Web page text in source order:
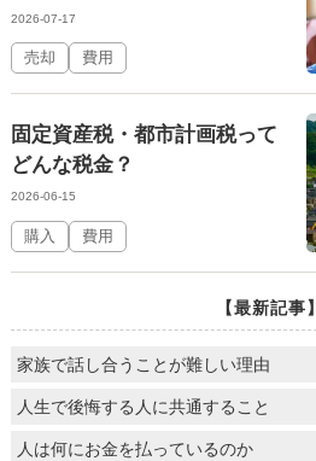
2026-07-17
売却 費用
固定資産税・都市計画税って
どんな税金？
2026-06-15
購入 費用
【最新記事】
家族で話し合うことが難しい理由
人生で後悔する人に共通すること
人は何にお金を払っているのか